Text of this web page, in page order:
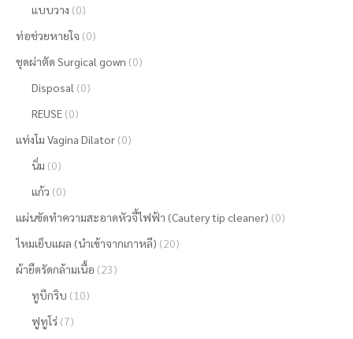
แบบวาง (0)
ท่อช่วยหายใจ (0)
ชุดผ่าตัด Surgical gown (0)
Disposal (0)
REUSE (0)
แท่งโม Vagina Dilator (0)
นิ่ม (0)
แก้ว (0)
แผ่นขัดทำความสะอาดหัวจี้ไฟฟ้า (Cautery tip cleaner) (0)
ไหมเย็บแผล (นำเข้าจากเกาหลี) (20)
ผ้ายืดรัดกล้ามเนื้อ (23)
ทูบีกริบ (10)
ฟูทูโร่ (7)